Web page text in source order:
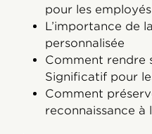
pour les employés
L’importance de
personnalisée
Comment rendre
Significatif pour
Comment
reconnaissance à